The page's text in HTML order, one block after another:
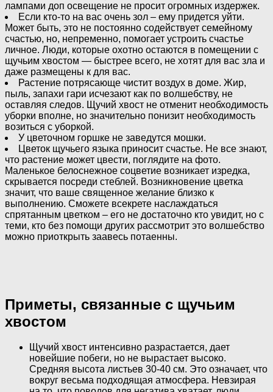
лампами доп освещение не просит огромных издержек.
Если кто-то на вас очень зол – ему придется уйти.
Может быть, это не постоянно содействует семейному
счастью, но, непременно, помогает устроить счастье
личное. Люди, которые охотно остаются в помещении с
щучьим хвостом — быстрее всего, не хотят для вас зла и
даже размещены к для вас.
Растение потрясающе чистит воздух в доме. Жир,
пыль, запахи гари исчезают как по волшебству, не
оставляя следов. Щучий хвост не отменит необходимость
уборки вполне, но значительно понизит необходимость
возиться с уборкой.
У цветочном горшке не заведутся мошки.
Цветок щучьего языка приносит счастье. Не все знают,
что растение может цвести, поглядите на фото.
Маленькое белоснежное соцветие возникает изредка,
скрывается посреди стеблей. Возникновение цветка
значит, что ваше священное желание близко к
выполнению. Сможете всекрете наслаждаться
спрятанным цветком – его не достаточно кто увидит, но с
теми, кто без помощи других рассмотрит это волшебство
можно приоткрыть заавесь потаенны.
Приметы, связанные с щучьим
хвостом
Щучий хвост интенсивно разрастается, дает
новейшие побеги, но не вырастает высоко.
Средняя высота листьев 30-40 см. Это означает, что
вокруг весьма подходящая атмосфера. Невзирая